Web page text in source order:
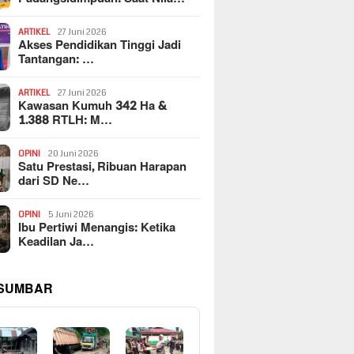
ARTIKEL 27 Juni 2026
Akses Pendidikan Tinggi Jadi
Tantangan: …
ARTIKEL 27 Juni 2026
Kawasan Kumuh 342 Ha &
1.388 RTLH: M…
OPINI 20 Juni 2026
Satu Prestasi, Ribuan Harapan
dari SD Ne…
OPINI 5 Juni 2026
Ibu Pertiwi Menangis: Ketika
Keadilan Ja…